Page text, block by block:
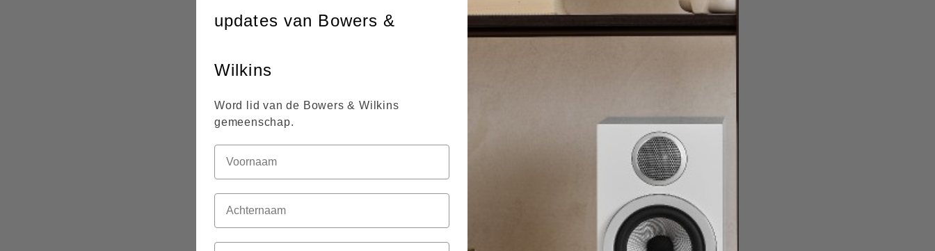
updates van Bowers &
Wilkins
Word lid van de Bowers & Wilkins
gemeenschap.